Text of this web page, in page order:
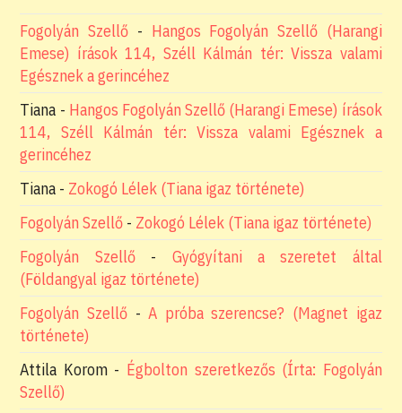
Fogolyán Szellő - Hangos Fogolyán Szellő (Harangi
Emese) írások 114, Széll Kálmán tér: Vissza valami
Egésznek a gerincéhez
Tiana - Hangos Fogolyán Szellő (Harangi Emese) írások
114, Széll Kálmán tér: Vissza valami Egésznek a
gerincéhez
Tiana - Zokogó Lélek (Tiana igaz története)
Fogolyán Szellő - Zokogó Lélek (Tiana igaz története)
Fogolyán Szellő- Gyógyítani a szeretet által
(Földangyal igaz története)
Fogolyán Szellő -A próba szerencse? (Magnet igaz
története)
Attila Korom- Égbolton szeretkezős (Írta: Fogolyán
Szellő)